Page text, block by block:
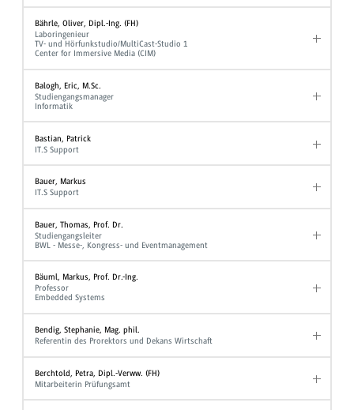
Bährle, Oliver, Dipl.-Ing. (FH)
Laboringenieur
TV- und Hörfunkstudio/MultiCast-Studio 1
Center for Immersive Media (CIM)
Balogh, Eric, M.Sc.
Studiengangsmanager
Informatik
Bastian, Patrick
IT.S Support
Bauer, Markus
IT.S Support
Bauer, Thomas, Prof. Dr.
Studiengangsleiter
BWL - Messe-, Kongress- und Eventmanagement
Bäuml, Markus, Prof. Dr.-Ing.
Professor
Embedded Systems
Bendig, Stephanie, Mag. phil.
Referentin des Prorektors und Dekans Wirtschaft
Berchtold, Petra, Dipl.-Verww. (FH)
Mitarbeiterin Prüfungsamt